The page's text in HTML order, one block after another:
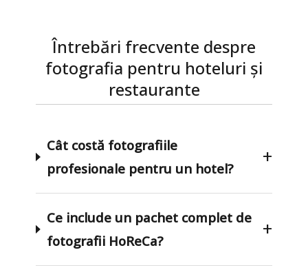
Întrebări frecvente despre
fotografia pentru hoteluri și
restaurante
Cât costă fotografiile
profesionale pentru un hotel?
+
Ce include un pachet complet de
fotografii HoReCa?
+